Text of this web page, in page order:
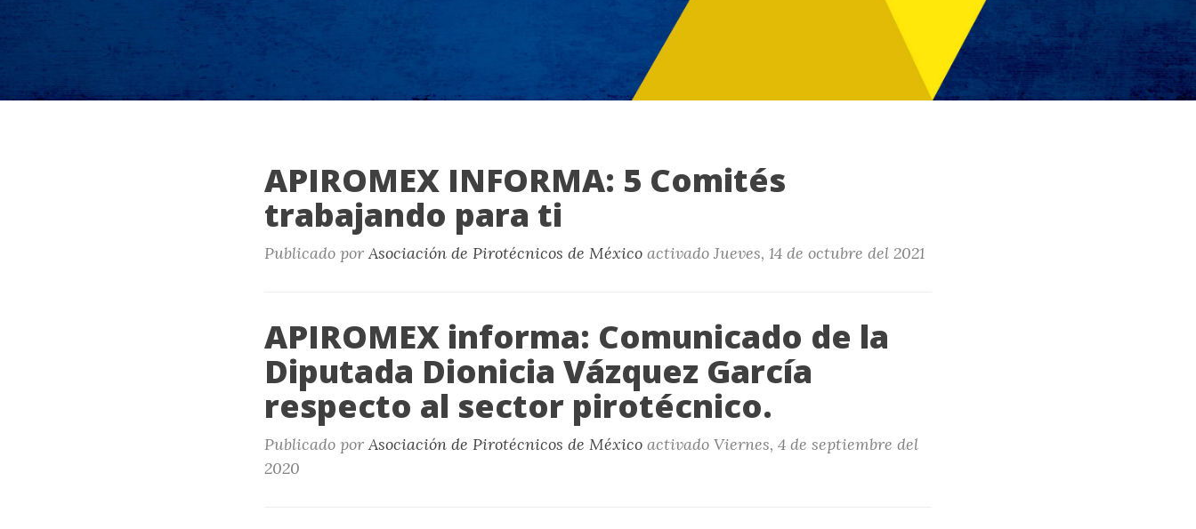
APIROMEX INFORMA: 5 Comités
trabajando para ti
Publicado porAsociación de Pirotécnicos de México activado Jueves, 14 de octubre del 2021
APIROMEX informa: Comunicado de la
Diputada Dionicia Vázquez García
respecto al sector pirotécnico.
Publicado porAsociación de Pirotécnicos de México activado Viernes, 4 de septiembre del
2020